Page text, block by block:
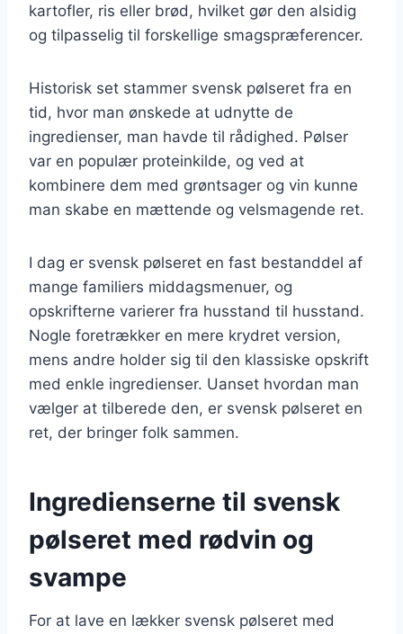
kartofler, ris eller brød, hvilket gør den alsidig
og tilpasselig til forskellige smagspræferencer.
Historisk set stammer svensk pølseret fra en
tid, hvor man ønskede at udnytte de
ingredienser, man havde til rådighed. Pølser
var en populær proteinkilde, og ved at
kombinere dem med grøntsager og vin kunne
man skabe en mættende og velsmagende ret.
I dag er svensk pølseret en fast bestanddel af
mange familiers middagsmenuer, og
opskrifterne varierer fra husstand til husstand.
Nogle foretrækker en mere krydret version,
mens andre holder sig til den klassiske opskrift
med enkle ingredienser. Uanset hvordan man
vælger at tilberede den, er svensk pølseret en
ret, der bringer folk sammen.
Ingredienserne til svensk
pølseret med rødvin og
svampe
For at lave en lækker svensk pølseret med